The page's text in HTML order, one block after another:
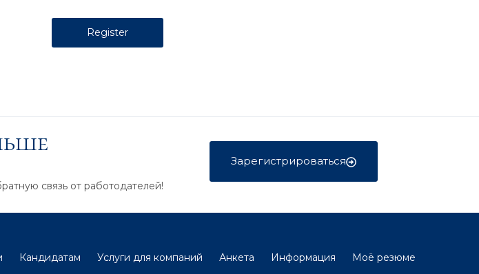
связь от работодателей!
Зарегистрироваться
Кандидатам Услуги для компаний Анкета Информация
Моё резюме